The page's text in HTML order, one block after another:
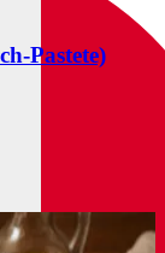
Pastete)